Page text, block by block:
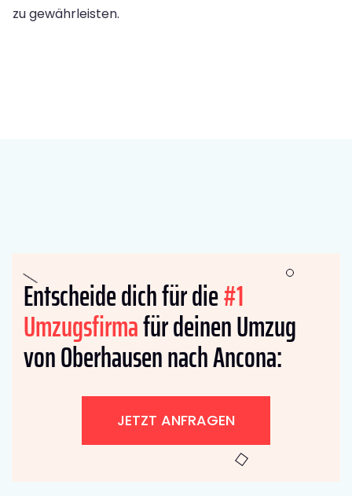
zu gewährleisten.
Entscheide dich für die#1
Umzugsfirmafür deinen Umzug
von Oberhausen nach Ancona:
JETZT ANFRAGEN